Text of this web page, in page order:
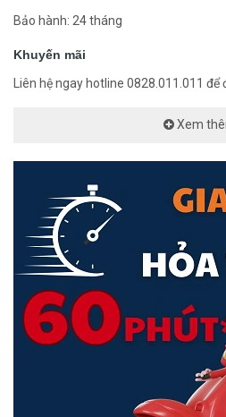
Bảo hành: 24 tháng
Khuyến mãi
Liên hệ ngay hotline 0828.011.011
Xem